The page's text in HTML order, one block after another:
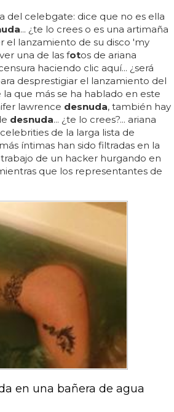
del celebgate: dice que no es ella
... ¿te lo crees o es una artimaña
el lanzamiento de su disco 'my
una de las fotos de ariana
haciendo clic aquí... ¿será
desprestigiar el lanzamiento del
que más se ha hablado en este
lawrence desnuda, también hay
desnuda... ¿te lo crees?... ariana
de la larga lista de
íntimas han sido filtradas en la
de un hacker hurgando en
que los representantes de
en una bañera de agua